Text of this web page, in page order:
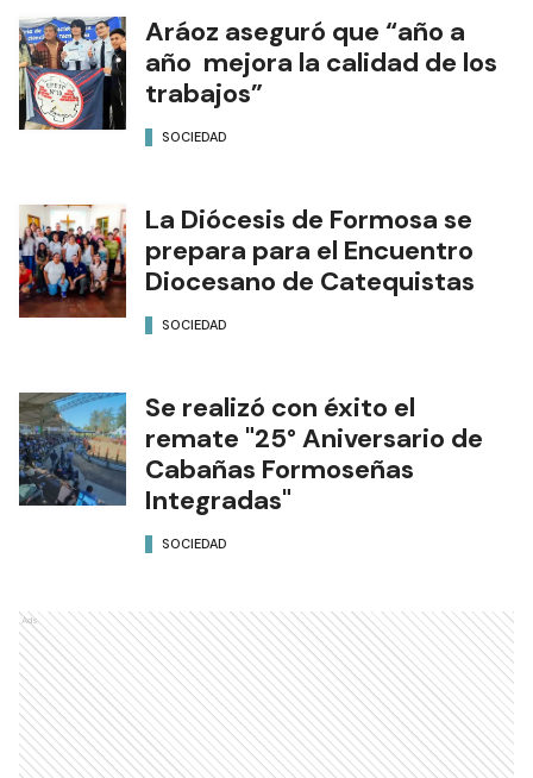
Aráoz aseguró que “año a
año mejora la calidad de los
trabajos”
SOCIEDAD
La Diócesis de Formosa se
prepara para el Encuentro
Diocesano de Catequistas
SOCIEDAD
Se realizó con éxito el
remate "25° Aniversario de
Cabañas Formoseñas
Integradas"
SOCIEDAD
Ads